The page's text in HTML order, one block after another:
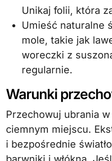
Unikaj folii, która
Umieść naturalne
mole, takie jak
woreczki z
regularnie.
Warunki
Przechowuj ubrania
ciemnym miejscu.
i bezpośrednie